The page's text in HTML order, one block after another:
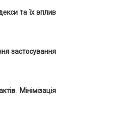
та їх вплив
застосування
Мінімізація